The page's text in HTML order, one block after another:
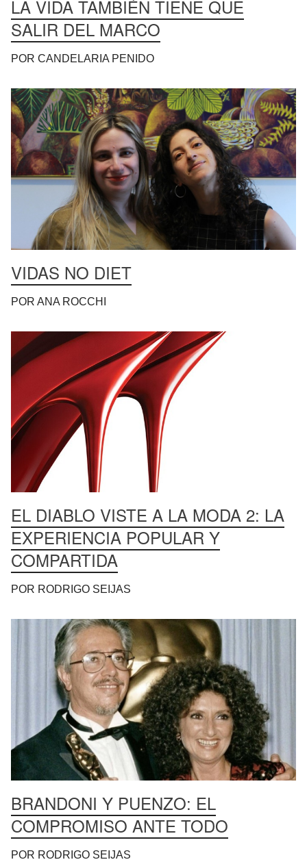
LA VIDA TAMBIÉN TIENE QUE
SALIR DEL MARCO
POR CANDELARIA PENIDO
VIDAS NO DIET
POR ANA ROCCHI
EL DIABLO VISTE A LA MODA 2: LA
EXPERIENCIA POPULAR Y
COMPARTIDA
POR RODRIGO SEIJAS
BRANDONI Y PUENZO: EL
COMPROMISO ANTE TODO
POR RODRIGO SEIJAS